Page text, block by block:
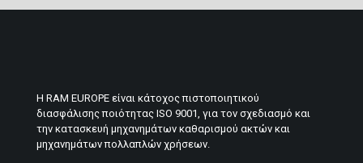
H RAM EUROPE είναι κάτοχος πιστοποιητικού
διασφάλισης ποιότητας ISO 9001, για τον σχεδιασμό και
την κατασκευή μηχανημάτων καθαρισμού ακτών και
μηχανημάτων πολλαπλών χρήσεων.